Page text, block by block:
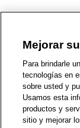
1-800-679-9691 |
Política de
Zona
Mejorar
Para brindarle
tecnologías en
sobre usted y
Usamos esta
productos y
sitio y mejorar